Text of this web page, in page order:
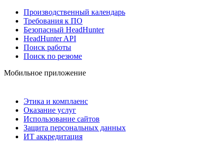
Производственный календарь
Требования к ПО
Безопасный HeadHunter
HeadHunter API
Поиск работы
Поиск по резюме
Мобильное приложение
Этика и комплаенс
Оказание услуг
Использование сайтов
Защита персональных данных
ИТ аккредитация